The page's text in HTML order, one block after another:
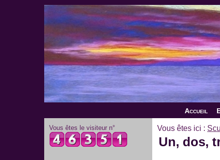
Accueil
Vous êtes le visiteur n° Vous êtes ici :
Un, dos,